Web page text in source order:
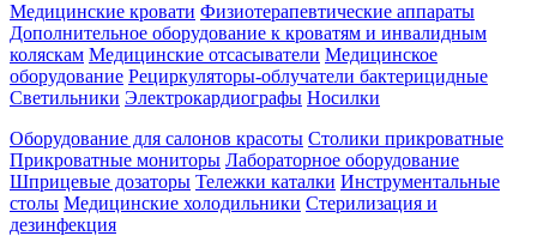
Медицинские кровати Физиотерапевтические аппараты
Дополнительное оборудование к кроватям и инвалидным
коляскам Медицинские отсасыватели Медицинское
оборудование Рециркуляторы-облучатели бактерицидные
Светильники Электрокардиографы Носилки
Оборудование для салонов красоты Столики прикроватные
Прикроватные мониторы Лабораторное оборудование
Шприцевые дозаторы Тележки каталки Инструментальные
столы Медицинские холодильники Стерилизация и
дезинфекция